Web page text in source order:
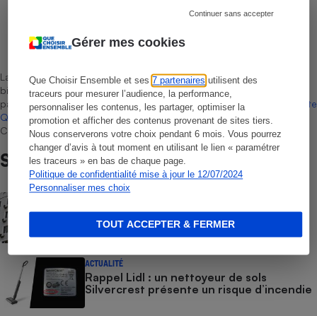
Gérer mes cookies
Que Choisir Ensemble et ses7 partenaires utilisent des
traceurs pour mesurer l’audience, la performance,
personnaliser les contenus, les partager, optimiser la
promotion et afficher des contenus provenant de sites tiers.
Nous conserverons votre choix pendant 6 mois. Vous pourrez
changer d’avis à tout moment en utilisant le lien « paramétrer
les traceurs » en bas de chaque page.
Politique de confidentialité mise à jour le 12/07/2024
Personnaliser mes choix
Continuer sans accepter
TOUT ACCEPTER & FERMER
Laurent Baubeste
Rédacteur technique
La sélection de produits ou services est représentative du marché,
bien que non-exhaustive. À l’exception des autorisations données
par Bureau Veritas Certification conformément aux règles de
La Note
Que Choisir, il n’existe aucune relation contractuelle entre Que
Choisir Ensemble et les professionnels référencés.
Sur le même sujet
Climatisation : quel est son réel impact
écologique ?
ACTUALITÉ
Rappel Lidl : un nettoyeur de sols
Silvercrest présente un risque d’incendie